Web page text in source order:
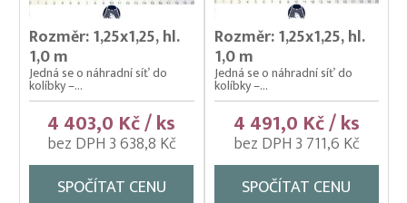
Rukáv na vysazování
Rybářské pracovní oděvy
Třídička rybího plůdku
Váhy na ryby (trojnožka)
Vatky – zátahové sítě
Vatky sádkové zesílené
Rozměr: 1,25x1,25, hl.
1,0 m
Jedná se o náhradní síť do
kolíbky –...
4 403,0 Kč / ks
bez DPH 3 638,8 Kč
SPOČÍTAT CENU
Rozměr: 1,25x1,25, hl.
1,0 m
Jedná se o náhradní síť do
kolíbky –...
4 491,0 Kč / ks
bez DPH 3 711,6 Kč
SPOČÍTAT CENU